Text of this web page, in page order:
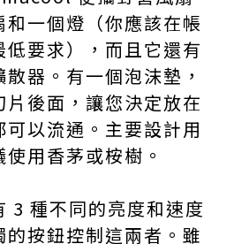
一個燈（你應該在帳
要求），而且它還有
器。有一個泡沫墊，
後面，讓您決定放在
以流通。主要設計用
用香茅或桉樹。
3 種不同的亮度和速度
按鈕控制這兩者。雖